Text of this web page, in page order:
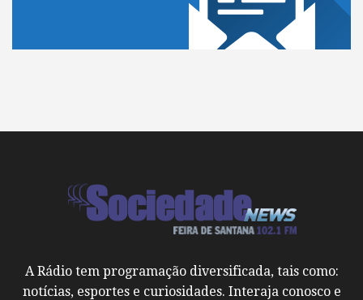
A Rádio tem programação diversificada, tais como:
notícias, esportes e curiosidades. Interaja conosco e